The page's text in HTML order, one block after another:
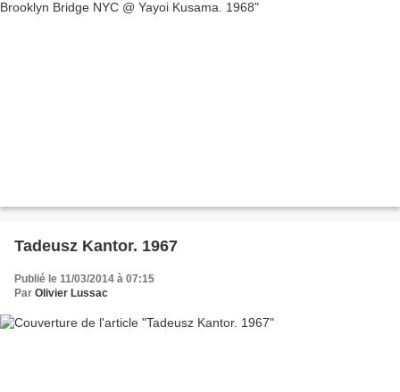
Tadeusz Kantor. 1967
Publié le 11/03/2014 à 07:15
Par Olivier Lussac